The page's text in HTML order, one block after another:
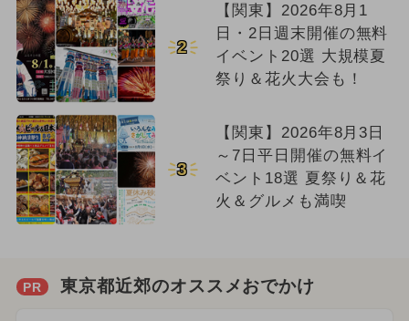
2
【関東】2026年8月1
日・2日週末開催の無料
イベント20選 大規模夏
祭り＆花火大会も！
3
【関東】2026年8月3日
～7日平日開催の無料イ
ベント18選 夏祭り＆花
火＆グルメも満喫
PR 東京都近郊のオススメおでかけ